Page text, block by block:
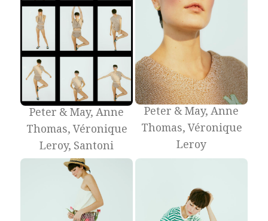
Peter & May, Anne
Thomas, Véronique
Leroy, Santoni
Peter & May, Anne
Thomas, Véronique
Leroy